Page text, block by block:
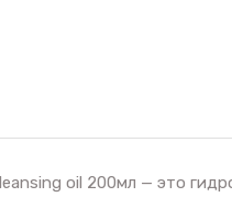
oil 200мл — это